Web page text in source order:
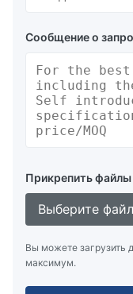
Сообщение о
Прикрепить файлы
Выберите
Вы можете загрузить
максимум.